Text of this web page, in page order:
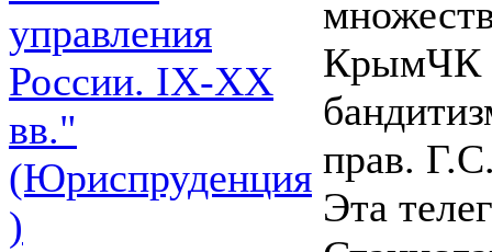
управления
России. IХ-ХХ
вв."
(Юриспруденция
)
КрымЧК
прав.
Эта